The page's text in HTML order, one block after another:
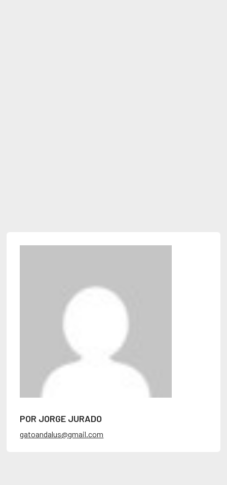
POR JORGE JURADO
gatoandalus@gmail.com